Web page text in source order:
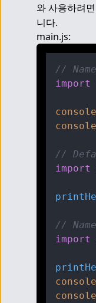
와 사용하려면
니다.
main.js:
//
import
console
console
//
import
//
import
console
console